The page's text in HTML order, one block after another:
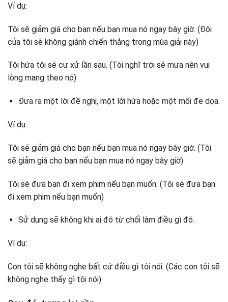
Ví dụ:
Tôi sẽ giảm giá cho bạn nếu bạn mua nó ngay bây giờ. (Đội
của tôi sẽ không giành chiến thắng trong mùa giải này)
Tôi hứa tôi sẽ cư xử lần sau. (Tôi nghĩ trời sẽ mưa nên vui
lòng mang theo nó)
Đưa ra một lời đề nghị, một lời hứa hoặc một mối đe dọa.
Ví dụ:
Tôi sẽ giảm giá cho bạn nếu bạn mua nó ngay bây giờ. (Tôi
sẽ giảm giá cho bạn nếu bạn mua nó ngay bây giờ)
Tôi sẽ đưa bạn đi xem phim nếu bạn muốn. (Tôi sẽ đưa bạn
đi xem phim nếu bạn muốn)
Sử dụng sẽ không khi ai đó từ chối làm điều gì đó.
Ví dụ:
Con tôi sẽ không nghe bất cứ điều gì tôi nói. (Các con tôi sẽ
không nghe thấy gì tôi nói)